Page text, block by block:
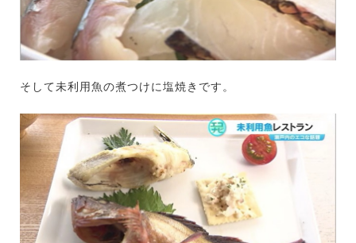
そして未利用魚の煮つけに塩焼きです。